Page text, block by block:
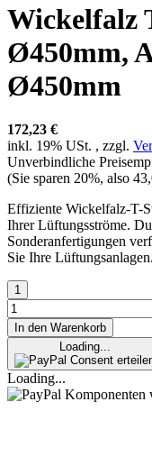
Wickelfalz
Ø450mm,
Ø450mm
172,23 €
inkl. 19% USt. , zzgl.
Unverbindliche
(Sie sparen 20%, also
Effiziente Wickelfalz-T-
Ihrer Lüftungsströme.
Sonderanfertigungen
Sie Ihre Lüftungsanlagen.
In den Warenkorb
Loading...
Consent
Loading...
Komponenten